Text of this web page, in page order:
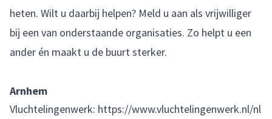
heten. Wilt u daarbij helpen? Meld u aan als vrijwilliger
bij een van onderstaande organisaties. Zo helpt u een
ander én maakt u de buurt sterker.
Arnhem
Vluchtelingenwerk: https://www.vluchtelingenwerk.nl/nl